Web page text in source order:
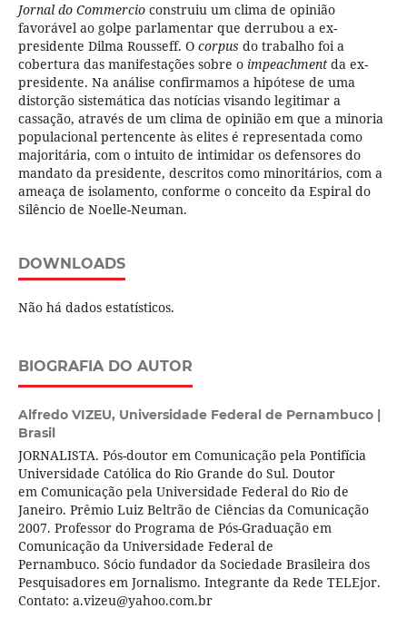
Jornal do Commercioconstruiu um clima de opinião
favorável ao golpe parlamentar que derrubou a ex-
presidente Dilma Rousseff. O corpus do trabalho foi a
cobertura das manifestações sobre o impeachmentda ex-
presidente. Na análise confirmamos a hipótese de uma
distorção sistemática das notícias visando legitimar a
cassação, através de um clima de opinião em que a minoria
populacional pertencente às elites é representada como
majoritária, com o intuito de intimidar os defensores do
mandato da presidente, descritos como minoritários, com a
ameaça de isolamento, conforme o conceito da Espiral do
Silêncio de Noelle-Neuman.
DOWNLOADS
Não há dados estatísticos.
BIOGRAFIA DO AUTOR
Alfredo VIZEU, Universidade Federal de Pernambuco |
Brasil
JORNALISTA. Pós-doutor em Comunicação pela Pontifícia
Universidade Católica do Rio Grande do Sul. Doutor
em Comunicação pela Universidade Federal do Rio de
Janeiro. Prêmio Luiz Beltrão de Ciências da Comunicação
2007. Professor do Programa de Pós-Graduação em
Comunicação da Universidade Federal de
Pernambuco. Sócio fundador da Sociedade Brasileira dos
Pesquisadores em Jornalismo. Integrante da Rede TELEjor.
Contato: a.vizeu@yahoo.com.br